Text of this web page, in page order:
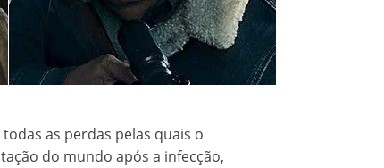
as perdas pelas quais o
do mundo após a infecção,